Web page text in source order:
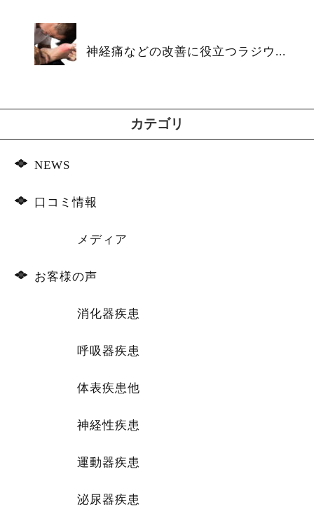
神経痛などの改善に役立つラジウ...
カテゴリ
NEWS
口コミ情報
メディア
お客様の声
消化器疾患
呼吸器疾患
体表疾患他
神経性疾患
運動器疾患
泌尿器疾患